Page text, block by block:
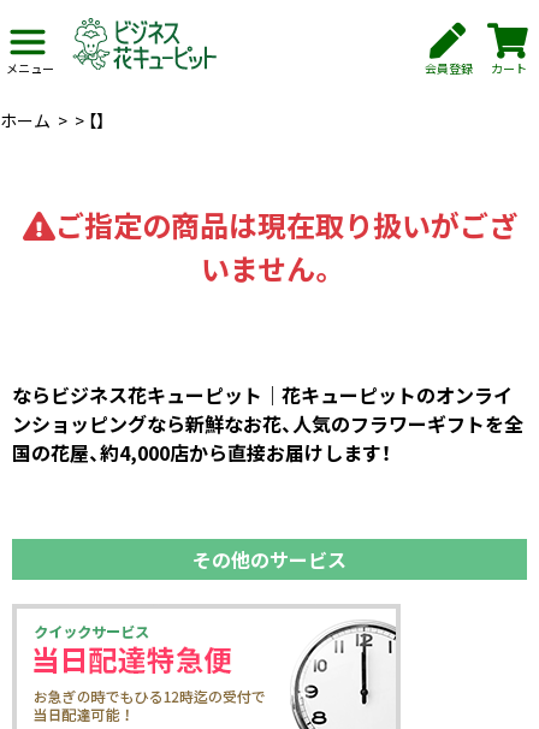
メニュー 会員登録 カート
ホーム > > 【】
ご指定の商品は現在取り扱いがござ
いません。
ならビジネス花キューピット｜花キューピットのオンライ
ンショッピングなら新鮮なお花、人気のフラワーギフトを全
国の花屋、約4,000店から直接お届けします！
その他のサービス